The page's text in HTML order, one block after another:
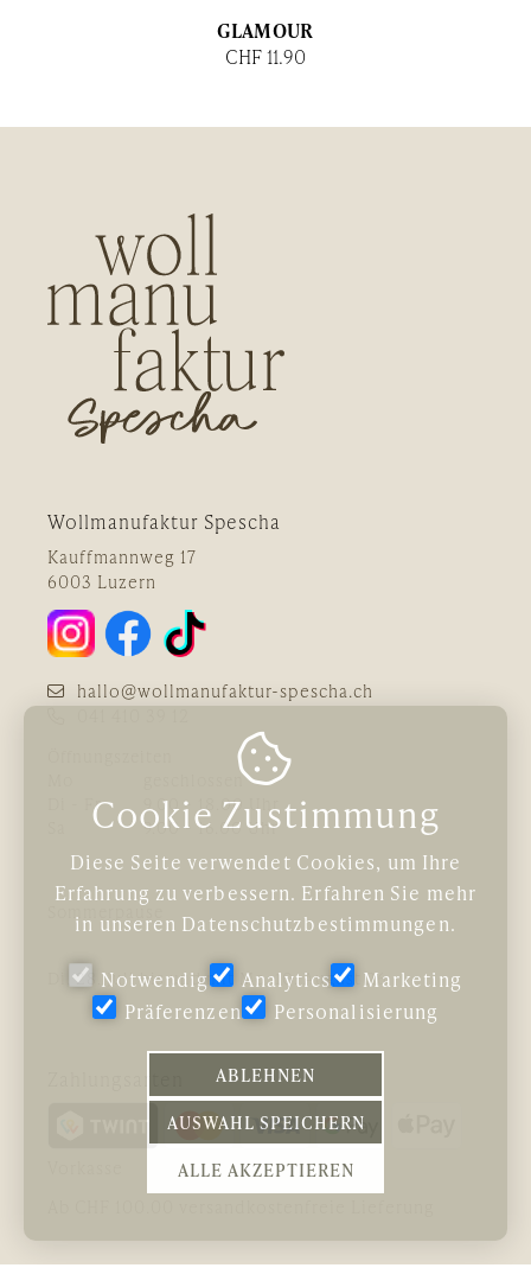
GLAMOUR
CHF 11.90
Wollmanufaktur Spescha
Kauffmannweg 17
6003 Luzern
hallo@wollmanufaktur-spescha.ch
Di - Fr
geschlossen
9.00 - 18.00 Uhr
9.00 - 16.00 Uhr
Sommerpause
Di, 28. Juli bis und mit Mo, 10. August 26

Cookie Zustimmung
Diese Seite verwendet Cookies, um Ihre
Erfahrung zu verbessern. Erfahren Sie mehr
in unseren Datenschutzbestimmungen.
Notwendig Analytics
Marketing
Präferenzen
Personalisierung
ABLEHNEN
AUSWAHL SPEICHERN
ALLE AKZEPTIEREN